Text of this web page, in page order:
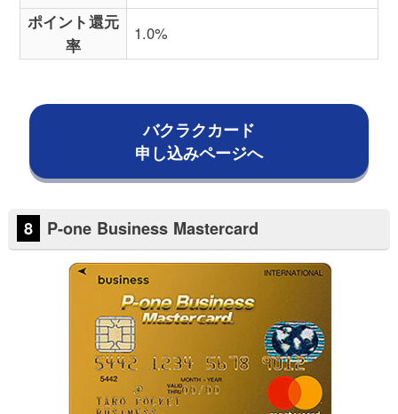
ポイント還元
率
1.0%
バクラクカード
申し込みページへ
P-one Business Mastercard